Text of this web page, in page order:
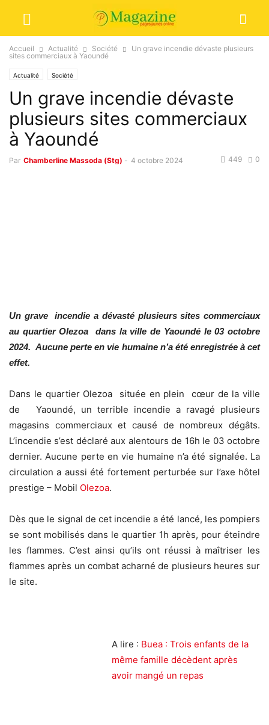
Accueil Actualité Société
Un grave incendie dévaste plusieurs
sites commerciaux à Yaoundé
Actualité Société
Un grave incendie dévaste
plusieurs sites commerciaux
à Yaoundé
Par Chamberline Massoda (Stg) - 4 octobre 2024 0
449
Un grave incendie a dévasté plusieurs sites commerciaux
au quartier Olezoa dans la ville de Yaoundé le 03 octobre
2024. Aucune perte en vie humaine n’a été enregistrée à cet
effet.
Dans le quartier Olezoa située en plein cœur de la ville
de Yaoundé, un terrible incendie a ravagé plusieurs
magasins commerciaux et causé de nombreux dégâts.
L’incendie s’est déclaré aux alentours de 16h le 03 octobre
dernier. Aucune perte en vie humaine n’a été signalée. La
circulation a aussi été fortement perturbée sur l’axe hôtel
prestige – Mobil Olezoa.
Dès que le signal de cet incendie a été lancé, les pompiers
se sont mobilisés dans le quartier 1h après, pour éteindre
les flammes. C’est ainsi qu’ils ont réussi à maîtriser les
flammes après un combat acharné de plusieurs heures sur
le site.
A lire : Buea : Trois enfants de la
même famille décèdent après
avoir mangé un repas